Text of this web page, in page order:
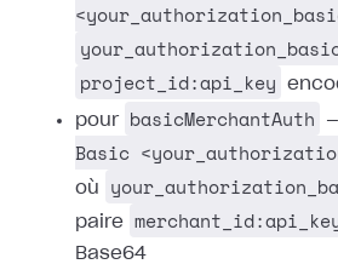
project_id:api_key
pour basicMerchantAuth —
Basic
où
paire
Base64